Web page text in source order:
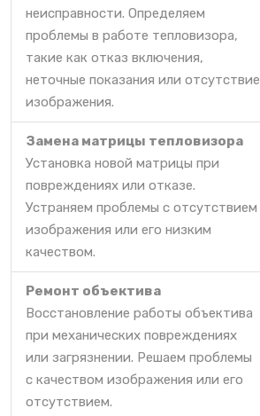
неисправности. Определяем
проблемы в работе тепловизора,
такие как отказ включения,
неточные показания или отсутствие
изображения.
Замена матрицы тепловизора
Установка новой матрицы при
повреждениях или отказе.
Устраняем проблемы с отсутствием
изображения или его низким
качеством.
Ремонт объектива
Восстановление работы объектива
при механических повреждениях
или загрязнении. Решаем проблемы
с качеством изображения или его
отсутствием.